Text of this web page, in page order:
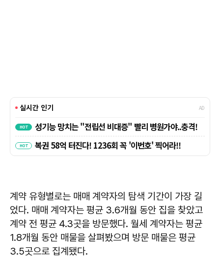
계약 유형별로는 매매 계약자의 탐색 기간이 가장 길
었다. 매매 계약자는 평균 3.6개월 동안 집을 찾았고
계약 전 평균 4.3곳을 방문했다. 월세 계약자는 평균
1.8개월 동안 매물을 살펴봤으며 방문 매물은 평균
3.5곳으로 집계됐다.